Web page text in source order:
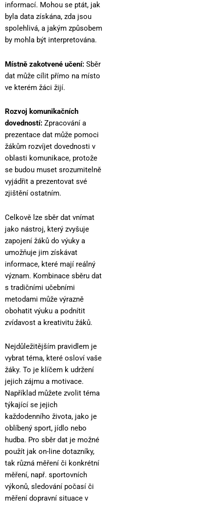
informací. Mohou se ptát, jak
byla data získána, zda jsou
spolehlivá, a jakým způsobem
by mohla být interpretována.
Místně zakotvené učení: Sběr
dat může cílit přímo na místo
ve kterém žáci žijí.
Rozvoj komunikačních
dovedností: Zpracování a
prezentace dat může pomoci
žákům rozvíjet dovednosti v
oblasti komunikace, protože
se budou muset srozumitelně
vyjádřit a prezentovat své
zjištění ostatním.
Celkově lze sběr dat vnímat
jako nástroj, který zvyšuje
zapojení žáků do výuky a
umožňuje jim získávat
informace, které mají reálný
význam. Kombinace sběru dat
s tradičními učebními
metodami může výrazně
obohatit výuku a podnítit
zvídavost a kreativitu žáků.
Nejdůležitějším pravidlem je
vybrat téma, které osloví vaše
žáky. To je klíčem k udržení
jejich zájmu a motivace.
Například můžete zvolit téma
týkající se jejich
každodenního života, jako je
oblíbený sport, jídlo nebo
hudba. Pro sběr dat je možné
použít jak on-line dotazníky,
tak různá měření či konkrétní
měření, např. sportovních
výkonů, sledování počasí či
měření dopravní situace v